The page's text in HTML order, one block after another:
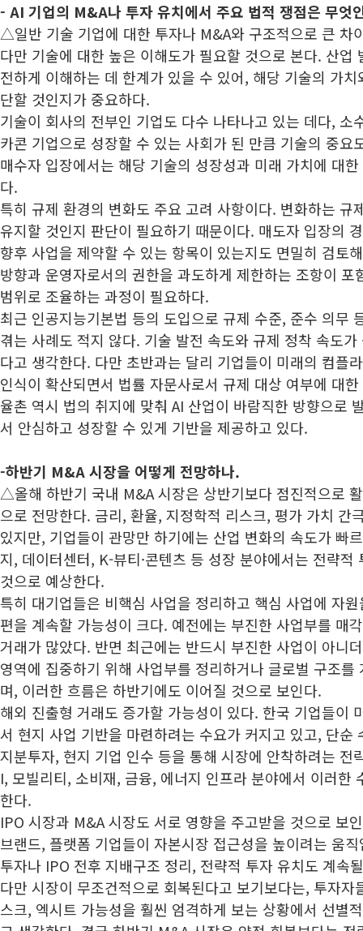
- AI 기업의 M&A나 투자 유치에서 주요 법적 쟁점은 무엇
△일반 기술 기업에 대한 투자나 M&A와 구조적으로 큰 차
다만 기술에 대한 높은 이해도가 필요할 것으로 본다. 산업
전하게 이해하는 데 한계가 있을 수 있어, 해당 기술의 가
단할 것인지가 중요하다.
기술이 회사의 전부인 기업도 다수 나타나고 있는 데다, 소
카콘 기업으로 성장할 수 있는 사회가 된 만큼 기술의 중요
매수자 입장에서는 해당 기술의 성장성과 미래 가치에 대
다.
특히 규제 환경의 변화도 주요 고려 사항이다. 변화하는 규
유지할 것인지 판단이 필요하기 때문이다. 매도자 입장의
향후 사업을 제약할 수 있는 항목이 있는지도 면밀히 검토
방향과 운영자로서의 권한을 과도하게 제한하는 조항이 포
범위로 조율하는 과정이 필요하다.
최근 인공지능기본법 등의 도입으로 규제 수준, 준수 의무
겪는 사례도 적지 않다. 기술 발전 속도와 규제 정착 속도
다고 생각한다. 다만 초반과는 달리 기업들이 미래의 컴플
인식이 확산되면서 법률 자문사로서 규제 대상 여부에 대
율촌 역시 법의 취지에 맞춰 AI 산업이 바람직한 방향으로
서 안심하고 성장할 수 있게 기반을 제공하고 있다.
-하반기 M&A 시장을 어떻게 전망하나.
△올해 하반기 국내 M&A 시장은 상반기보다 점진적으로
으로 전망한다. 금리, 환율, 지정학적 리스크, 평가 가치 간
있지만, 기업들이 관망만 하기에는 산업 변화의 속도가 빠
지, 데이터센터, K-뷰티·콘텐츠 등 성장 분야에서는 전략적
것으로 예상한다.
특히 대기업들은 비핵심 사업을 정리하고 핵심 사업에 자
편을 계속할 가능성이 크다. 예전에는 부진한 사업부를 매
거래가 많았다. 반면 최근에는 반드시 부진한 사업이 아니
영역에 집중하기 위해 사업부를 정리하거나 글로벌 구조를
며, 이러한 흐름은 하반기에도 이어질 것으로 보인다.
해외 진출형 거래도 증가할 가능성이 있다. 한국 기업들이
서 현지 사업 기반을 마련하려는 수요가 커지고 있고, 단순
지분투자, 현지 기업 인수 등을 통해 시장에 안착하려는 전
I, 모빌리티, 소비재, 금융, 에너지 인프라 분야에서 이러한
한다.
IPO 시장과 M&A 시장도 서로 영향을 주고받을 것으로 보
브랜드, 플랫폼 기업들이 자본시장 접근성을 높이려는 움
투자나 IPO 전후 지배구조 정리, 전략적 투자 유치도 계속
다만 시장이 무조건적으로 회복된다고 보기보다는, 투자
스크, 엑시트 가능성을 훨씬 엄격하게 보는 상황에서 선별